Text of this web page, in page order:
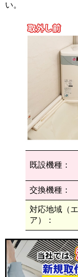
い。
既設機種：
交換機種：
対応地域（
ア）：